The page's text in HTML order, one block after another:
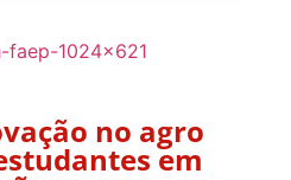
no agro
em